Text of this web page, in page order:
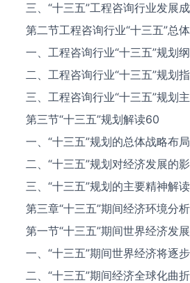
三、“十三五”工程咨询行业发展
第二节工程咨询行业“十三五”总
一、工程咨询行业“十三五”规划
二、工程咨询行业“十三五”规划
三、工程咨询行业“十三五”规划
第三节“十三五”规划解读60
一、“十三五”规划的总体战略布
二、“十三五”规划对经济发展的
三、“十三五”规划的主要精神解
第三章“十三五”期间经济环境分
第一节“十三五”期间世界经济发
一、“十三五”期间世界经济将逐
二、“十三五”期间经济全球化曲